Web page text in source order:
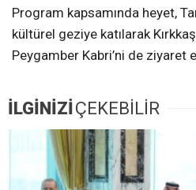
Program kapsamında heyet,
kültürel geziye katılarak
Peygamber Kabri’ni de ziyaret
İLGİNİZİÇEKEBİLİR